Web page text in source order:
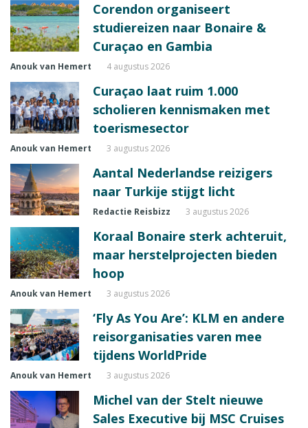
Corendon organiseert
studiereizen naar Bonaire &
Curaçao en Gambia
Anouk van Hemert 4 augustus 2026
Curaçao laat ruim 1.000
scholieren kennismaken met
toerismesector
Anouk van Hemert 3 augustus 2026
Aantal Nederlandse reizigers
naar Turkije stijgt licht
Redactie Reisbizz 3 augustus 2026
Koraal Bonaire sterk achteruit,
maar herstelprojecten bieden
hoop
Anouk van Hemert 3 augustus 2026
‘Fly As You Are’: KLM en andere
reisorganisaties varen mee
tijdens WorldPride
Anouk van Hemert 3 augustus 2026
Michel van der Stelt nieuwe
Sales Executive bij MSC Cruises